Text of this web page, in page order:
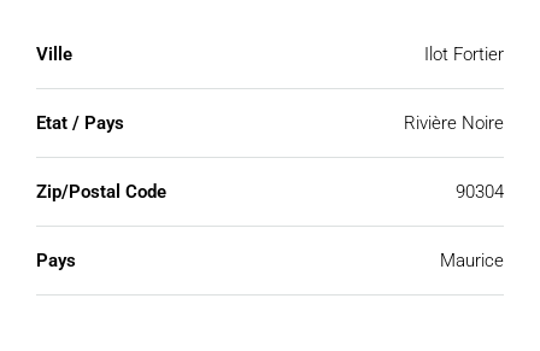
Ville Ilot Fortier
Etat / Pays Rivière Noire
Zip/Postal Code 90304
Pays Maurice